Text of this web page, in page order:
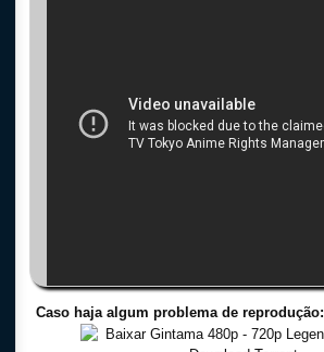
Caso haja algum problema de reprodução: